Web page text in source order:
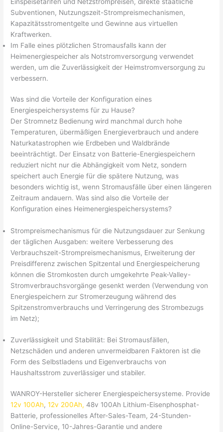
Subventionen, Nutzungszeit-Strompreismechanismen,
Kapazitätsstromentgelte und Gewinne aus virtuellen
Kraftwerken.
Im Falle eines plötzlichen Stromausfalls kann der
Heimenergiespeicher als Notstromversorgung verwendet
werden, um die Zuverlässigkeit der Heimstromversorgung zu
verbessern.
Was sind die Vorteile der Konfiguration eines
Energiespeichersystems für zu Hause?
Der Stromnetz Bedienung wird manchmal durch hohe
Temperaturen, übermäßigen Energieverbrauch und andere
Naturkatastrophen wie Erdbeben und Waldbrände
beeinträchtigt. Der Einsatz von Batterie-Energiespeichern
reduziert nicht nur die Abhängigkeit vom Netz, sondern
speichert auch Energie für die spätere Nutzung, was
besonders wichtig ist, wenn Stromausfälle über einen längeren
Zeitraum andauern. Was sind also die Vorteile der
Konfiguration eines Heimenergiespeichersystems?
Strompreismechanismus für die Nutzungsdauer zur Senkung
der täglichen Ausgaben: weitere Verbesserung des
Verbrauchszeit-Strompreismechanismus, Erweiterung der
Preisdifferenz zwischen Spitzental und Energiespeicherung
können die Stromkosten durch umgekehrte Peak-Valley-
Stromverbrauchsvorgänge gesenkt werden (Verwendung von
Energiespeichern zur Stromerzeugung während des
Spitzenstromverbrauchs und Verringerung des Strombezugs
im Netz);
Zuverlässigkeit und Stabilität: Bei Stromausfällen,
Netzschäden und anderen unvermeidbaren Faktoren ist die
Form des Selbstladens und Eigenverbrauchs von
Haushaltsstrom zuverlässiger und stabiler.
WANROY-Hersteller sicherer Energiespeichersysteme. Provide
12v 100Ah,12v 200Ah, 48v 100Ah Lithium-Eisenphosphat-
Batterie, professionelles After-Sales-Team, 24-Stunden-
Online-Service, 10-Jahres-Garantie und andere